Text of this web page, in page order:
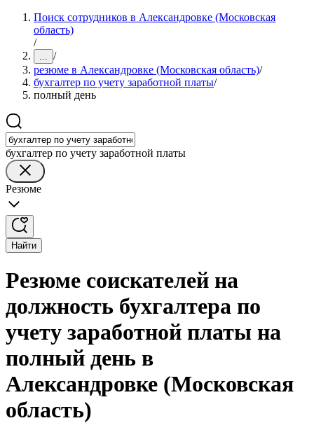
Поиск сотрудников в Александровке (Московская
область)
/
... /
резюме в Александровке (Московская область)/
бухгалтер по учету заработной платы/
полный день
бухгалтер по учету заработной платы
Резюме
Найти
Резюме соискателей на
должность бухгалтера по
учету заработной платы на
полный день в
Александровке (Московская
область)